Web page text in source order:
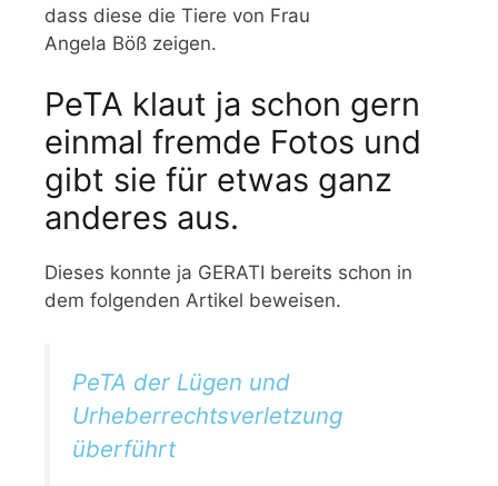
dass diese die Tiere von Frau
Angela Böß zeigen.
PeTA klaut ja schon gern
einmal fremde Fotos und
gibt sie für etwas ganz
anderes aus.
Dieses konnte ja GERATI bereits schon in
dem folgenden Artikel beweisen.
PeTA der Lügen und
Urheberrechtsverletzung
überführt